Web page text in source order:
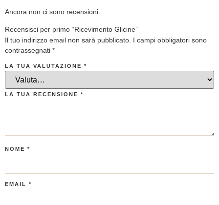
Ancora non ci sono recensioni.
Recensisci per primo “Ricevimento Glicine”
Il tuo indirizzo email non sarà pubblicato. I campi obbligatori sono
contrassegnati *
LA TUA VALUTAZIONE *
LA TUA RECENSIONE *
NOME *
EMAIL *